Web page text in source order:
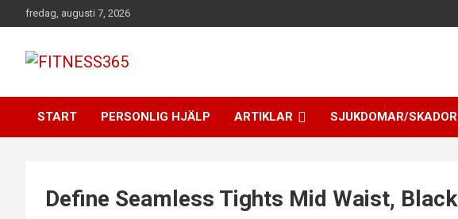
Hoppa
till
fredag, augusti 7, 2026
FITNESS365
START PERSONLIG HJÄLP ARTIKLAR SJUKDOMAR/SKADOR
Define Seamless Tights Mid Waist, Black